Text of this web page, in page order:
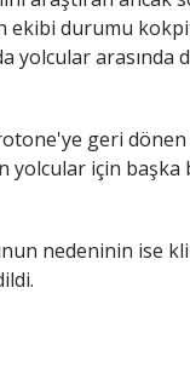
ekibi durumu
yolcular arasında
geri
yolcular için
nedeninin ise